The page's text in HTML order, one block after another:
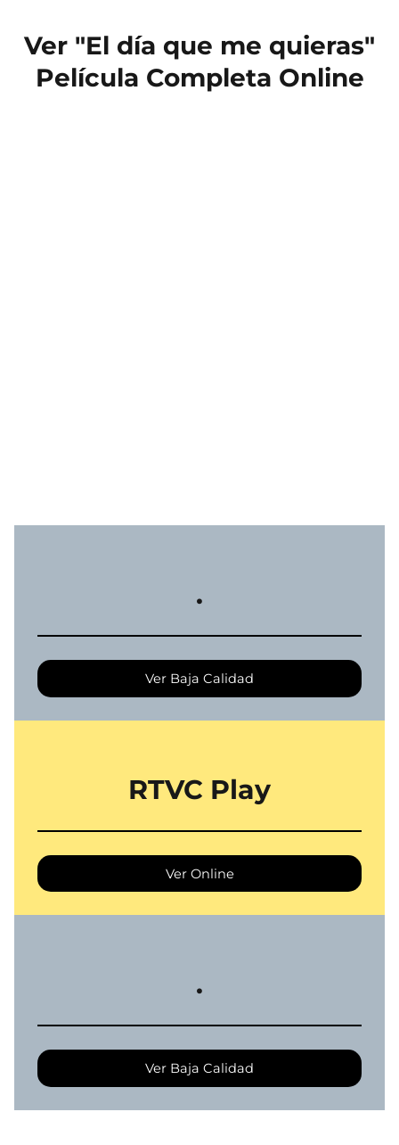
Ver "El día que me quieras"
Película Completa Online
.
Ver Baja Calidad
RTVC Play
Ver Online
.
Ver Baja Calidad